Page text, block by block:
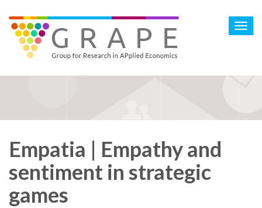
main
content
Empatia | Empathy and
sentiment in strategic
games